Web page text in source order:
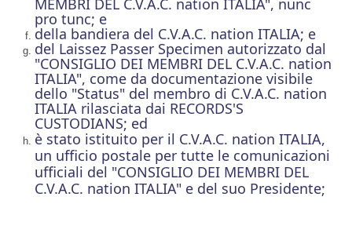
MEMBRI DEL C.V.A.C. nation ITALIA", nunc
pro tunc; e
della bandiera del C.V.A.C. nation ITALIA; e
del Laissez Passer Specimen autorizzato dal
"CONSIGLIO DEI MEMBRI DEL C.V.A.C. nation
ITALIA", come da documentazione visibile
dello "Status" del membro di C.V.A.C. nation
ITALIA rilasciata dai RECORDS'S
CUSTODIANS; ed
è stato istituito per il C.V.A.C. nation ITALIA,
un ufficio postale per tutte le comunicazioni
ufficiali del "CONSIGLIO DEI MEMBRI DEL
C.V.A.C. nation ITALIA" e del suo Presidente;